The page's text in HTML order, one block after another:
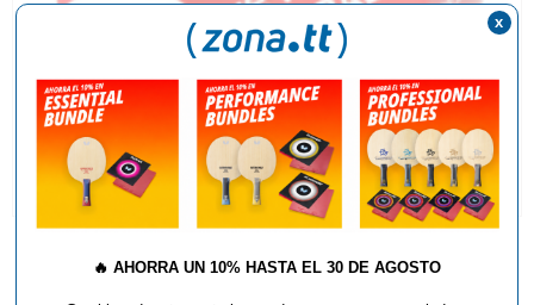
🔥 AHORRA UN 10% HASTA EL 30 DE AGOSTO
x